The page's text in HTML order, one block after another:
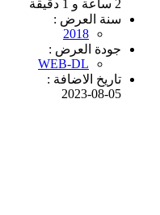
2 ساعة و 1 دقيقة
سنة العرض :
2018
جودة العرض :
WEB-DL
تاريخ الاضافة :
2023-08-05